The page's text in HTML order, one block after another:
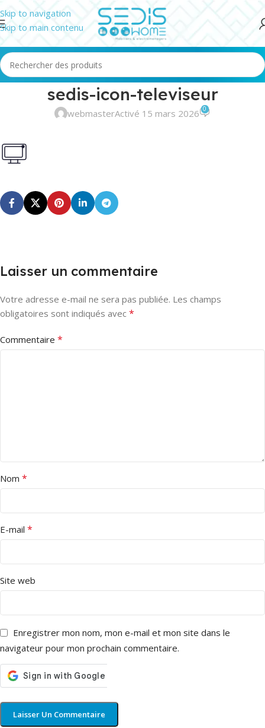
Skip to navigation
Skip to main contenu
sedis-icon-televiseur
webmasterActivé 15 mars 2026 0
Laisser un commentaire
Votre adresse e-mail ne sera pas publiée. Les champs
obligatoires sont indiqués avec *
Commentaire *
Nom *
E-mail *
Site web
Enregistrer mon nom, mon e-mail et mon site dans le
navigateur pour mon prochain commentaire.